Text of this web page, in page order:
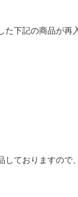
下記の商品が
品しておりま